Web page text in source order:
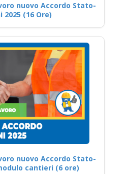
nuovo Accordo Stato-
2025 (16 Ore)
nuovo Accordo Stato-
cantieri (6 ore)